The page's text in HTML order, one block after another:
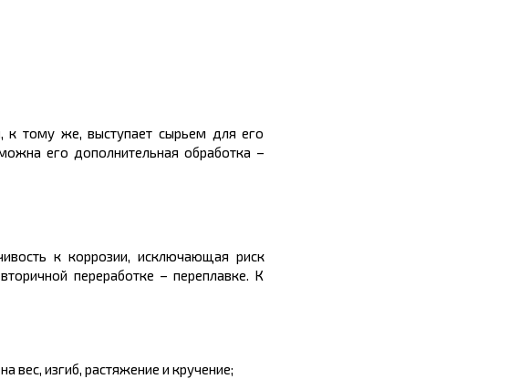
к тому же, выступает сырьем для его
его дополнительная обработка –
к коррозии, исключающая риск
переработке – переплавке. К
вес, изгиб, растяжение и кручение;